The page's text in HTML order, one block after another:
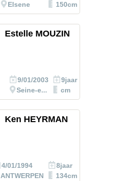
Elsene
150cm
Estelle MOUZIN
9/01/2003
Seine-e...
9jaar
cm
Ken HEYRMAN
4/01/1994
ANTWERPEN
8jaar
134cm